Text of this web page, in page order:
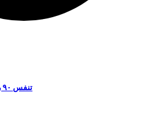
تنفس ۹۰ روزه برای سرمایه در گردش تولید